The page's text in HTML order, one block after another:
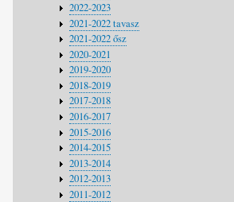
2022-2023
2021-2022 tavasz
2021-2022 ősz
2020-2021
2019-2020
2018-2019
2017-2018
2016-2017
2015-2016
2014-2015
2013-2014
2012-2013
2011-2012